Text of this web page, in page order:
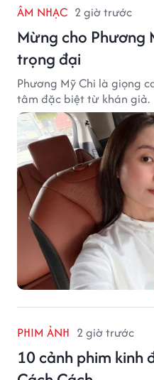
ÂM NHẠC 2 giờ trước
Mừng cho Phương
trọng đại
Phương Mỹ Chi là giọng
tâm đặc biệt từ khán giả.
PHIM ẢNH 2 giờ trước
10 cảnh phim kinh